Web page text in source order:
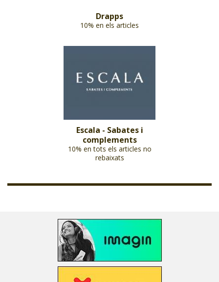
Drapps
10% en els articles
Escala - Sabates i
complements
10% en tots els articles no
rebaixats